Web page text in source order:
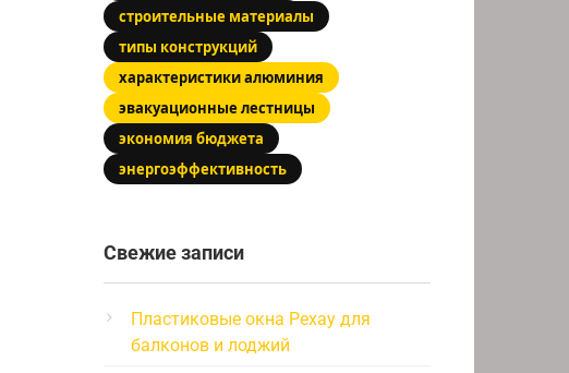
строительные материалы
типы конструкций
характеристики алюминия
эвакуационные лестницы
экономия бюджета
энергоэффективность
Свежие записи
Пластиковые окна Рехау для
балконов и лоджий